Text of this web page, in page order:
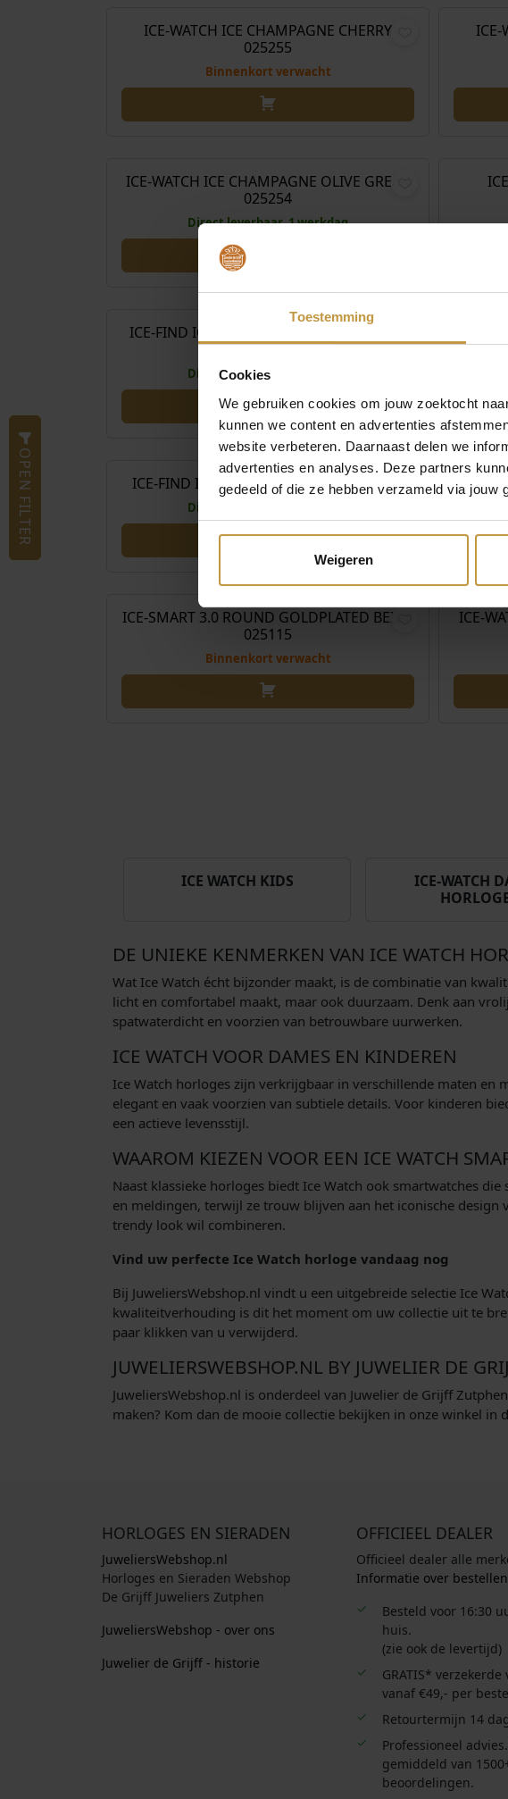
Toestemming
Cookies
We gebruiken cookies om jouw zoektocht
kunnen we content en advertenties
website verbeteren. Daarnaast delen we
advertenties en analyses. Deze partners
gedeeld of die ze hebben verzameld via jouw
Weigeren
OPEN FILTER
ICE-WATCH ICE CHAMPAGNE CHERRY
025255
Binnenkort verwacht
ICE-
ICE-WATCH ICE CHAMPAGNE OLIVE GREEN
025254
Direct leverbaar, 1 werkdag
€99,00
ICE-FIND ICE WATCH BLACK GOLDPLATED
024917
Direct leverbaar, 1 werkdag
99,00
ICE-FIND ICE WATCH WHITE PINK 024914
Direct leverbaar, 1 werkdag
ICE-SMART 3.0 ROUND GOLDPLATED BEIGE
025115
Binnenkort verwacht
ICE-
ICE WATCH KIDS
ICE-WATCH
DE UNIEKE KENMERKEN VAN ICE WATCH
Wat Ice Watch écht bijzonder maakt, is de combinatie van
licht en comfortabel maakt, maar ook duurzaam. Denk aan
spatwaterdicht en voorzien van betrouwbare uurwerken.
ICE WATCH VOOR DAMES EN KINDEREN
Ice Watch horloges zijn verkrijgbaar in verschillende maten en
elegant en vaak voorzien van subtiele details. Voor kinderen
een actieve levensstijl.
WAAROM KIEZEN VOOR EEN ICE WATCH
Naast klassieke horloges biedt Ice Watch ook smartwatches
en meldingen, terwijl ze trouw blijven aan het iconische design
trendy look wil combineren.
Vind uw perfecte Ice Watch horloge vandaag nog
Bij JuweliersWebshop.nl vindt u een uitgebreide selectie Ice
kwaliteitverhouding is dit het moment om uw collectie uit te
paar klikken van u verwijderd.
JUWELIERSWEBSHOP.NL BY JUWELIER DE
JuweliersWebshop.nl is onderdeel van Juwelier de Grijff
maken? Kom dan de mooie collectie bekijken in onze winkel
HORLOGES EN SIERADEN
JuweliersWebshop.nl
Horloges en Sieraden Webshop
De Grijff Juweliers Zutphen
JuweliersWebshop - over ons
Juwelier de Grijff - historie
OFFICIEEL DEALER
Officieel dealer alle
Informatie over bestellen
Besteld voor 16:30
huis.
(zie ook de levertijd)
GRATIS*
vanaf €49,- per
Retourtermijn 14
Professioneel
gemiddeld van
beoordelingen.